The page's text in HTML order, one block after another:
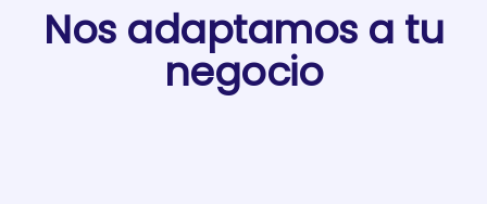
Nos adaptamos a tu
negocio